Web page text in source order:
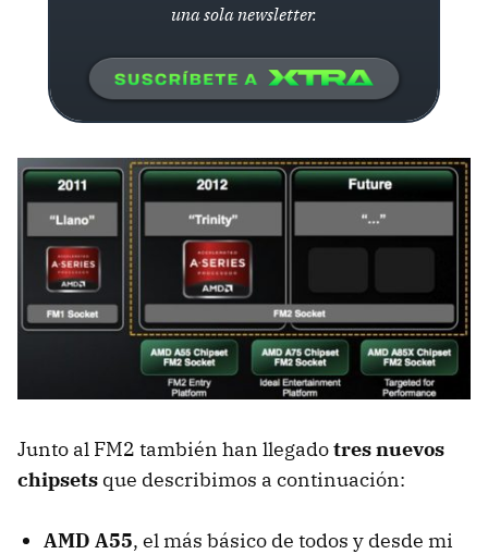
una sola newsletter.
Junto al FM2 también han llegadotres nuevos
chipsets que describimos a continuación:
AMD A55, el más básico de todos y desde mi